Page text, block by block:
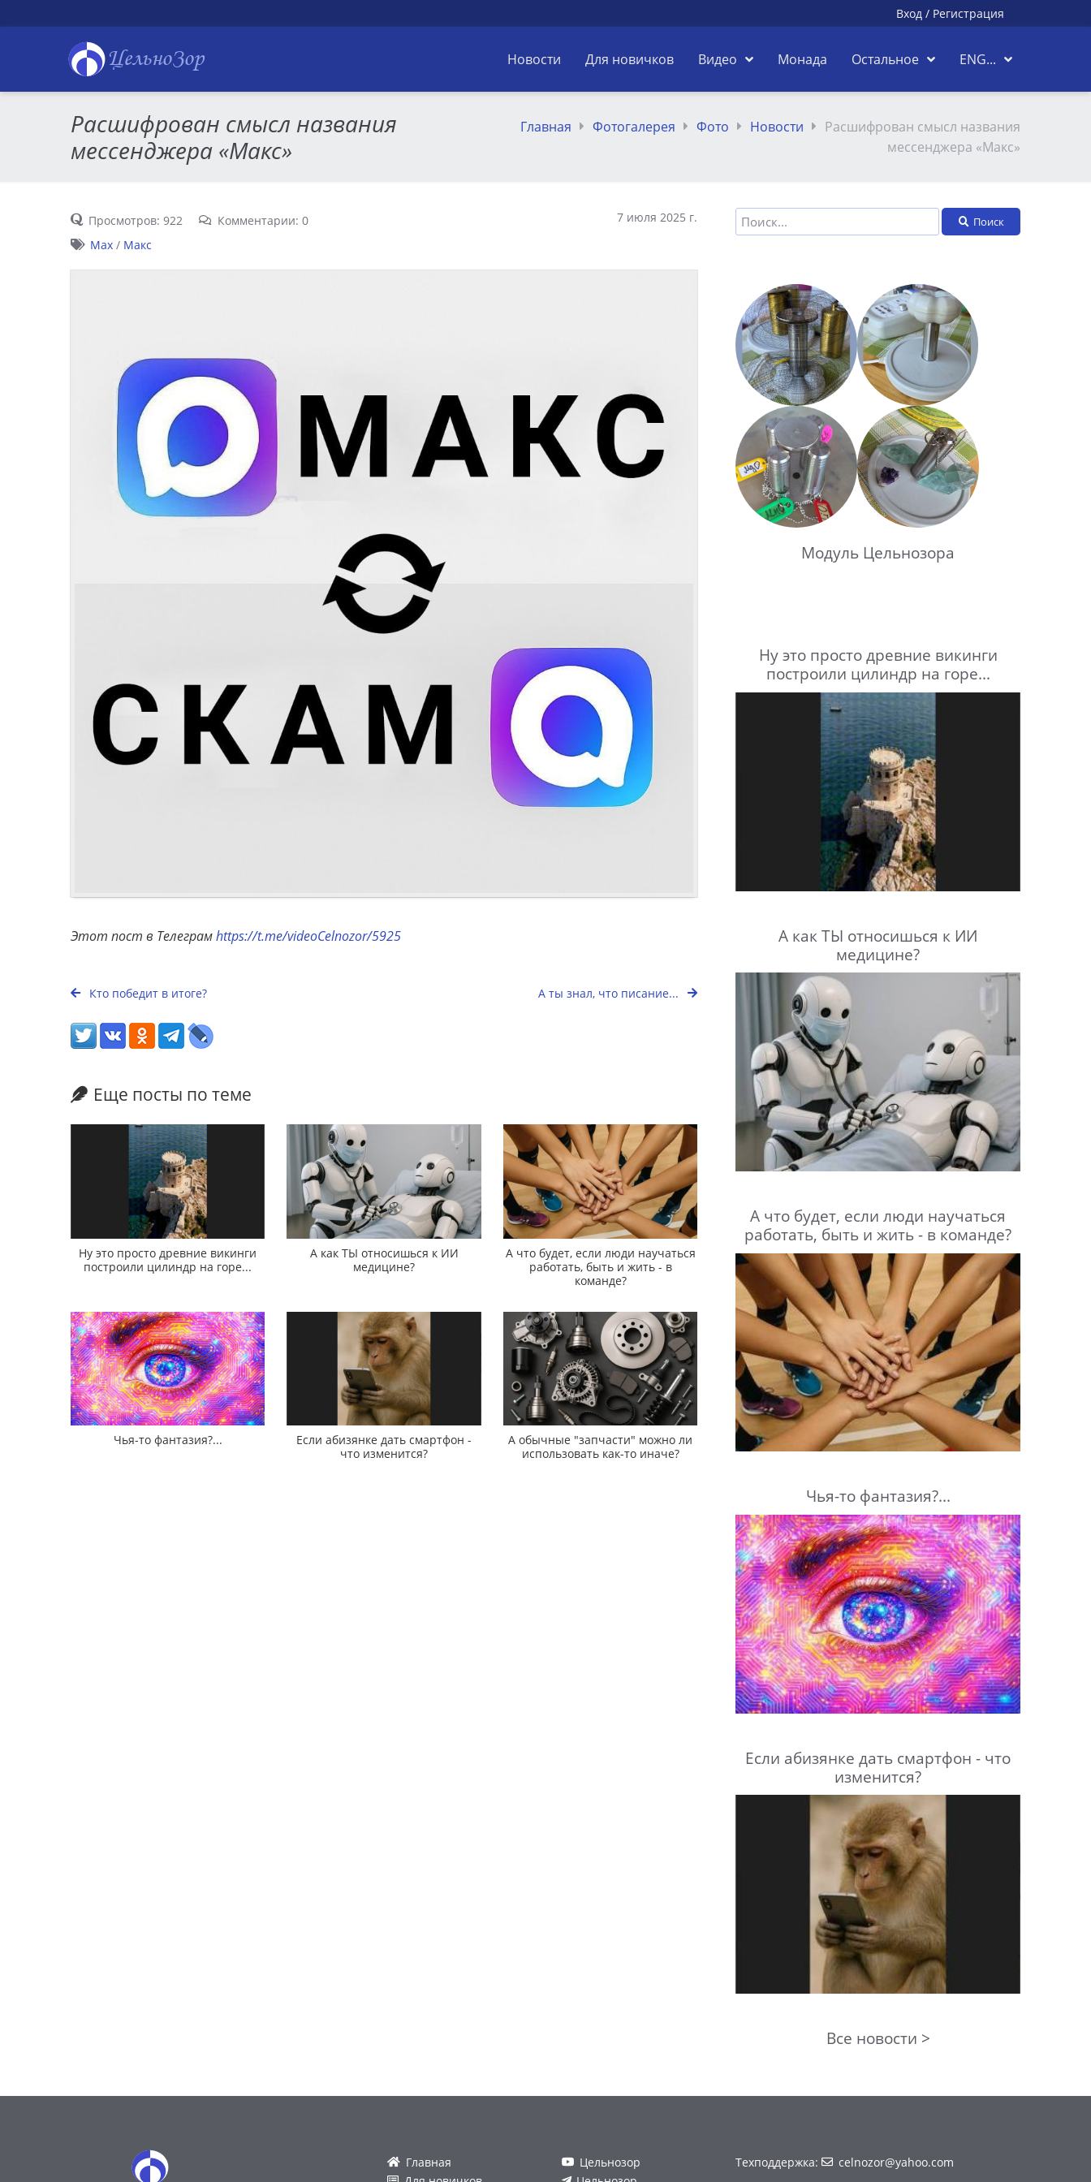
Вход / Регистрация
ЦельноЗор Новости Для новичков Видео Монада Остальное ENG...
Расшифрован смысл названия
мессенджера «Макс»
Главная Фотогалерея Фото Новости
Расшифрован смысл названия
мессенджера «Макс»
Просмотров: 922 Комментарии: 0
7 июля 2025 г.
Max/ Макс
Этот пост в Телеграмhttps://t.me/videoCelnozor/5925
Кто победит в итоге? А ты знал, что писание...
Еще посты по теме
Ну это просто древние викинги
построили цилиндр на горе...
А как ТЫ относишься к ИИ
медицине?
А что будет, если люди научаться
работать, быть и жить - в
команде?
Чья-то фантазия?...
Если абизянке дать смартфон -
что изменится?
А обычные "запчасти" можно ли
использовать как-то иначе?
Поиск
Модуль Цельнозора
Ну это просто древние викинги
построили цилиндр на горе...
А как ТЫ относишься к ИИ
медицине?
А что будет, если люди научаться
работать, быть и жить - в команде?
Чья-то фантазия?...
Если абизянке дать смартфон - что
изменится?
Все новости >
Главная
Цельнозор
Техподдержка: celnozor@yahoo.com